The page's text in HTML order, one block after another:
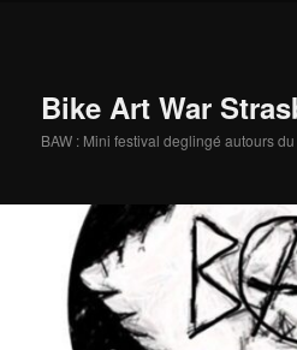
Bike Art War
BAW : Mini festival deglingé autours